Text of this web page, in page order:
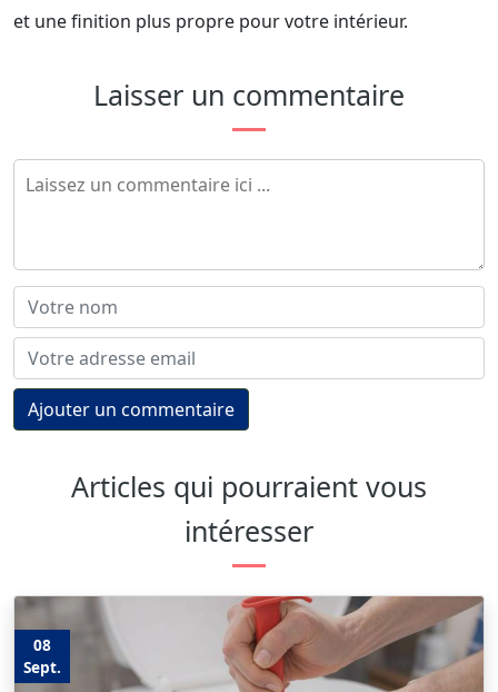
et une finition plus propre pour votre intérieur.
Laisser un commentaire
Ajouter un commentaire
Articles qui pourraient vous
intéresser
08
Sept.